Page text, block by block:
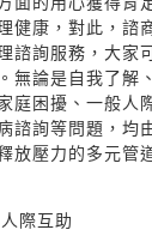
健康，對此，諮
諮詢服務，大家
無論是自我了解
庭困擾、一般人
諮詢等問題，均
放壓力的多元管
際互助